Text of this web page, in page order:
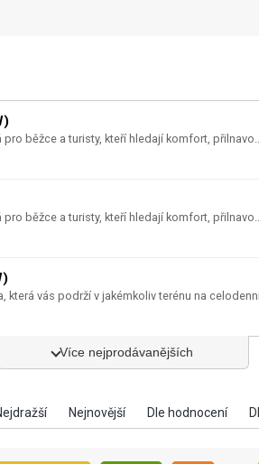
běžce a turisty, kteří hledají komfort,
běžce a turisty, kteří hledají komfort,
vás podrží v jakémkoliv terénu na
Více nejprodávanějších